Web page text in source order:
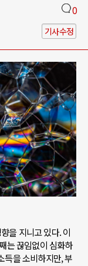
0
기사수정
을 지니고 있다. 이
는 끊임없이 심화하
득을 소비하지만, 부